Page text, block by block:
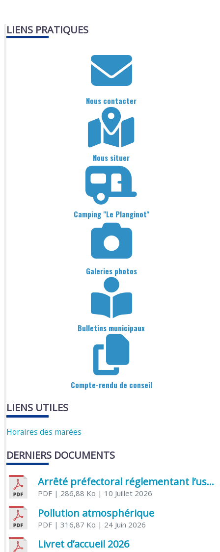
LIENS PRATIQUES
Nous contacter
Nous situer
Camping "Le Planginot"
Galeries photos
Bulletins municipaux
Compte-rendu de conseil
LIENS UTILES
Horaires des marées
DERNIERS DOCUMENTS
Arrêté préfectoral réglementant l’usage de l’eau
PDF| 286,88 Ko | 10 Juillet 2026
Pollution atmosphérique
PDF| 316,87 Ko | 24 Juin 2026
Livret d’accueil 2026